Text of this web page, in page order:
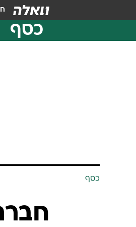
כסף
כסף